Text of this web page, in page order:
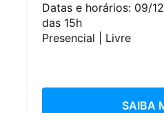
Datas e horários: 09/
das 15h
Presencial | Livre
SAIBA